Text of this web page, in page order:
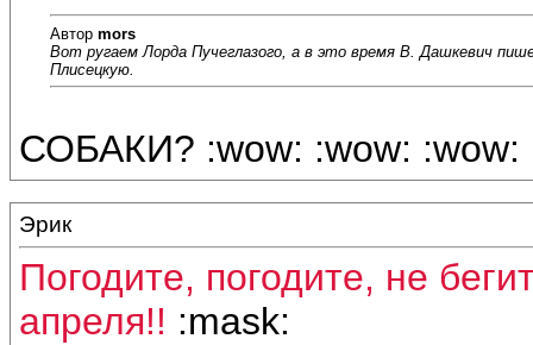
Автор mors
Вот ругаем Лорда Пучеглазого, а в это время В. Дашкевич
Плисецкую.
СОБАКИ? :wow: :wow: :wow:
Эрик
Погодите, погодите, не
апреля!! :mask: